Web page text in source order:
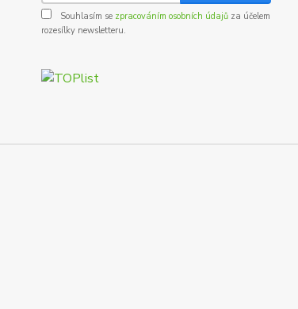
Souhlasím se zpracováním osobních údajů za účelem
rozesílky newsletteru.